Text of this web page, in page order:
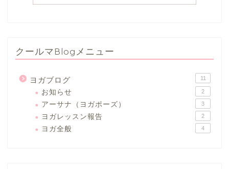
クールマBlogメニュー
ヨガブログ 11
お知らせ 2
アーサナ（ヨガポーズ） 3
ヨガレッスン報告 2
ヨガ全般 4